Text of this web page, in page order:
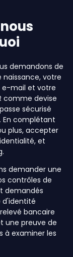
demandons de
votre
e-mail et votre
comme devise
sécurisé
En complétant
plus, accepter
et
demander une
contrôles de
demandés
d'identité
bancaire
une preuve de
à examiner les